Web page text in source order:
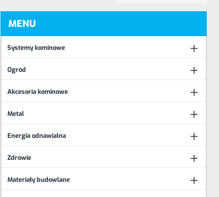
MENU
Systemy kominowe 
Ogród 
Akcesoria kominowe 
Metal 
Energia odnawialna 
Zdrowie 
Materiały budowlane 